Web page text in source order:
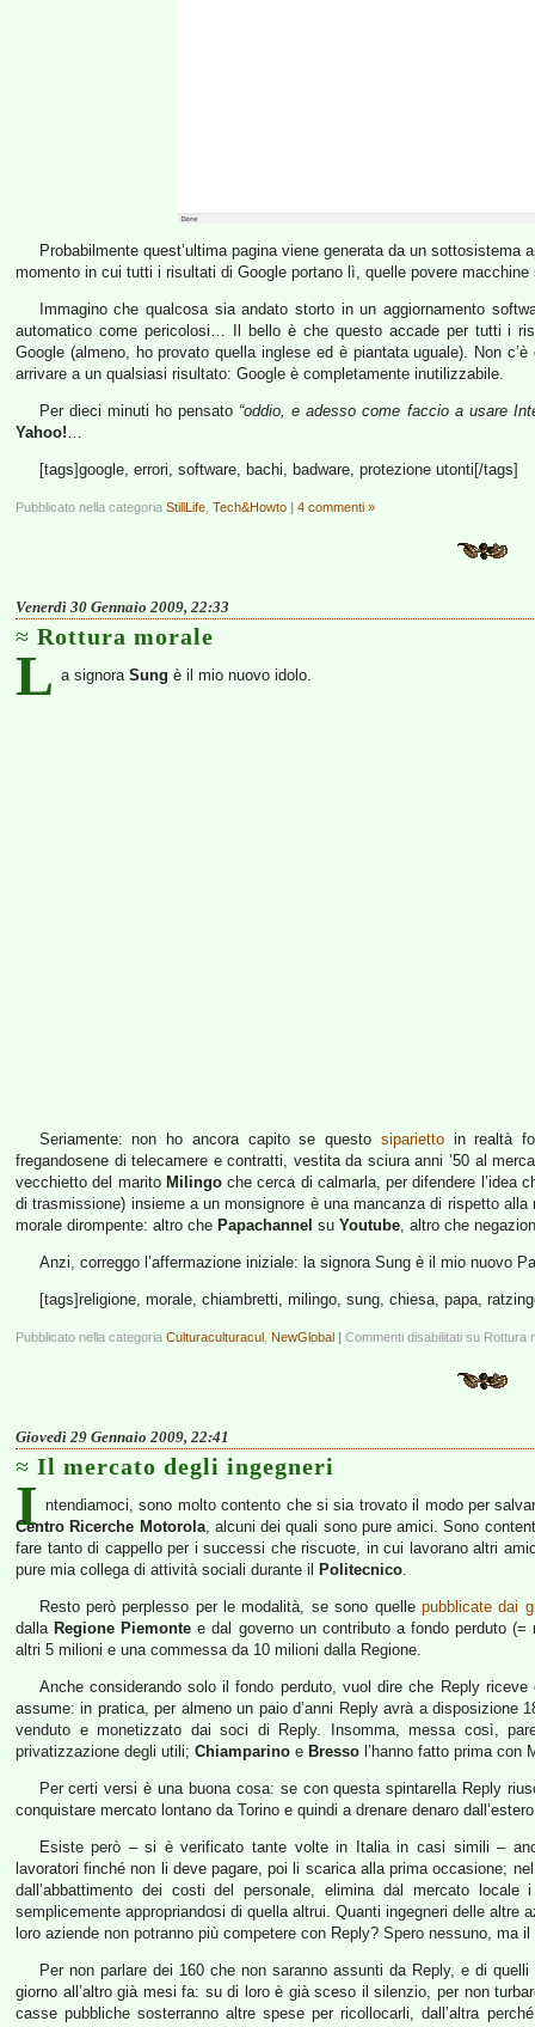
Probabilmente quest’ultima pagina viene generata da un
momento in cui tutti i risultati di Google portano lì, quelle povere
Immagino che qualcosa sia andato storto in un aggiornamento
automatico come pericolosi… Il bello è che questo accade per tutti i
Google (almeno, ho provato quella inglese ed è piantata uguale). Non
arrivare a un qualsiasi risultato: Google è completamente inutilizzabile.
Per dieci minuti ho pensato “oddio, e adesso come faccio a usare
Yahoo!…
[tags]google, errori, software, bachi, badware, protezione utonti[/tags]
Pubblicato nella categoria StillLife Tech&Howto | 4 commenti »
Venerdì 30 Gennaio 2009, 22:33
Rottura morale
L a signora Sung è il mio nuovo idolo.
Seriamente: non ho ancora capito se questo sipariettoin realtà
fregandosene di telecamere e contratti, vestita da sciura anni ’50 al
vecchietto del marito Milingoche cerca di calmarla, per difendere l’idea
di trasmissione) insieme a un monsignore è una mancanza di rispetto
morale dirompente: altro che Papachannel su Youtube, altro che
Anzi, correggo l’affermazione iniziale: la signora Sung è il mio nuovo
[tags]religione, morale, chiambretti, milingo, sung, chiesa, papa,
Pubblicato nella categoria Culturaculturacul NewGlobal | Commenti disabilitati su Rottura
Giovedì 29 Gennaio 2009, 22:41
Il mercato degli ingegneri
I ntendiamoci, sono molto contento che si sia trovato il modo per
Centro Ricerche Motorola, alcuni dei quali sono pure amici. Sono
fare tanto di cappello per i successi che riscuote, in cui lavorano altri
pure mia collega di attività sociali durante il
Politecnico.
Resto però perplesso per le modalità, se sono quellepubblicate dai
dalla Regione Piemonte e dal governo un contributo a fondo perduto
altri 5 milioni e una commessa da 10 milioni dalla Regione.
Anche considerando solo il fondo perduto, vuol dire che Reply
assume: in pratica, per almeno un paio d’anni Reply avrà a disposizione
venduto e monetizzato dai soci di Reply. Insomma, messa così,
privatizzazione degli utili; Chiamparino e Bresso l’hanno fatto prima con
Per certi versi è una buona cosa: se con questa spintarella Reply
conquistare mercato lontano da Torino e quindi a drenare denaro
Esiste però – si è verificato tante volte in Italia in casi simili –
lavoratori finché non li deve pagare, poi li scarica alla prima occasione;
dall’abbattimento dei costi del personale, elimina dal mercato
semplicemente appropriandosi di quella altrui. Quanti ingegneri delle altre
loro aziende non potranno più competere con Reply? Spero nessuno, ma il
Per non parlare dei 160 che non saranno assunti da Reply, e di
giorno all’altro già mesi fa: su di loro è già sceso il silenzio, per non
casse pubbliche sosterranno altre spese per ricollocarli, dall’altra